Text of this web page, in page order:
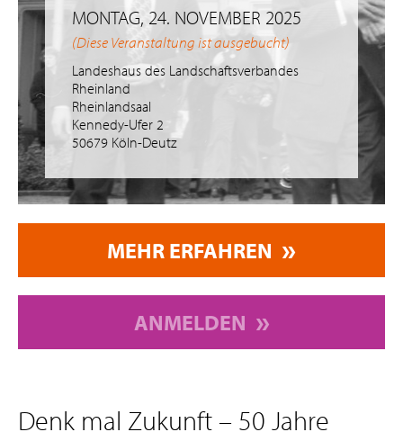
MONTAG, 24. NOVEMBER 2025
(Diese Veranstaltung ist ausgebucht)
Landeshaus des Landschaftsverbandes
Rheinland
Rheinlandsaal
Kennedy-Ufer 2
50679 Köln-Deutz
MEHR ERFAHREN
ANMELDEN
Denk mal Zukunft – 50 Jahre